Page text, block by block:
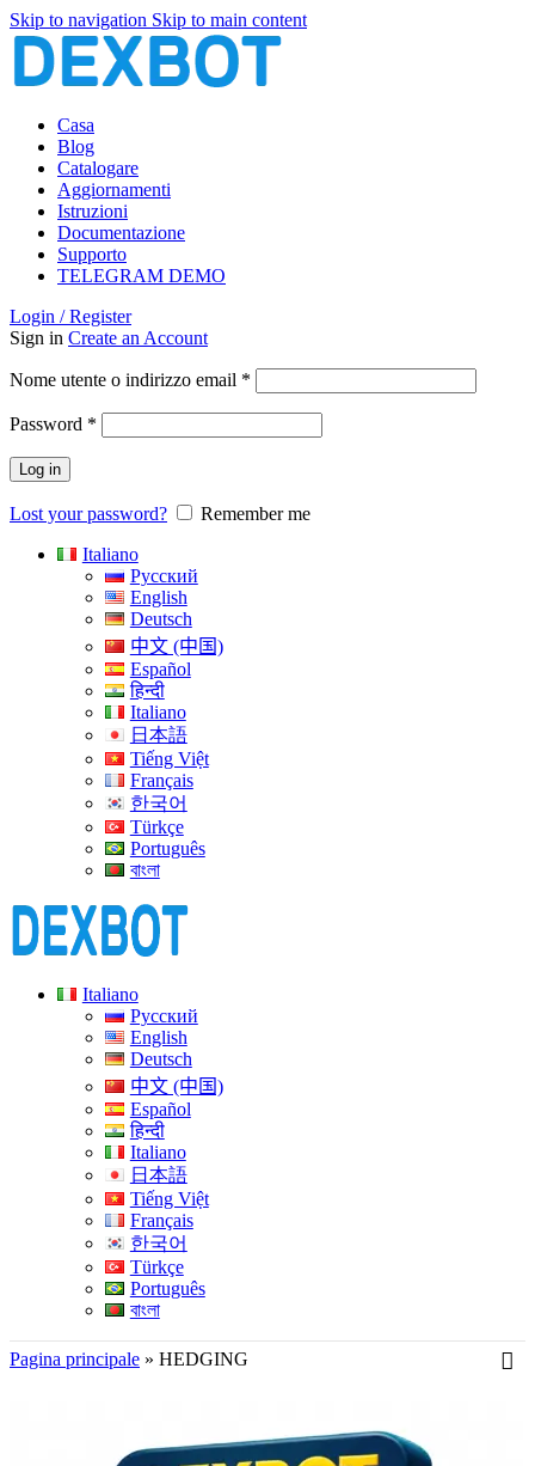
Skip to navigation Skip to main content
Casa
Blog
Catalogare
Aggiornamenti
Istruzioni
Documentazione
Supporto
TELEGRAM DEMO
Login / Register
Sign in Create an Account
Nome utente o indirizzo email *
Password *
Log in
Lost your password?
Remember me
Italiano
Русский
English
Deutsch
中文 (中国)
Español
हिन्दी
Italiano
日本語
Tiếng Việt
Français
한국어
Türkçe
Português
বাংলা
Italiano
Русский
English
Deutsch
中文 (中国)
Español
हिन्दी
Italiano
日本語
Tiếng Việt
Français
한국어
Türkçe
Português
বাংলা
Pagina principale » HEDGING